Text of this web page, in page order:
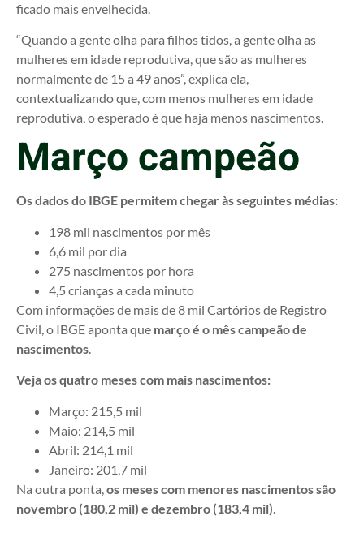
ficado mais envelhecida.
“Quando a gente olha para filhos tidos, a gente olha as
mulheres em idade reprodutiva, que são as mulheres
normalmente de 15 a 49 anos”, explica ela,
contextualizando que, com menos mulheres em idade
reprodutiva, o esperado é que haja menos nascimentos.
Março campeão
Os dados do IBGE permitem chegar às seguintes médias:
198 mil nascimentos por mês
6,6 mil por dia
275 nascimentos por hora
4,5 crianças a cada minuto
Com informações de mais de 8 mil Cartórios de Registro
Civil, o IBGE aponta que março é o mês campeão de
nascimentos
Veja os quatro meses com mais nascimentos:
Março: 215,5 mil
Maio: 214,5 mil
Abril: 214,1 mil
Janeiro: 201,7 mil
Na outra ponta, os meses com menores nascimentos são
novembro (180,2 mil) e dezembro (183,4 mil)